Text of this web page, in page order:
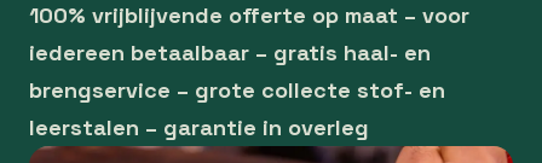
100% vrijblijvende offerte op maat – voor
iedereen betaalbaar – gratis haal- en
brengservice – grote collecte stof- en
leerstalen – garantie in overleg